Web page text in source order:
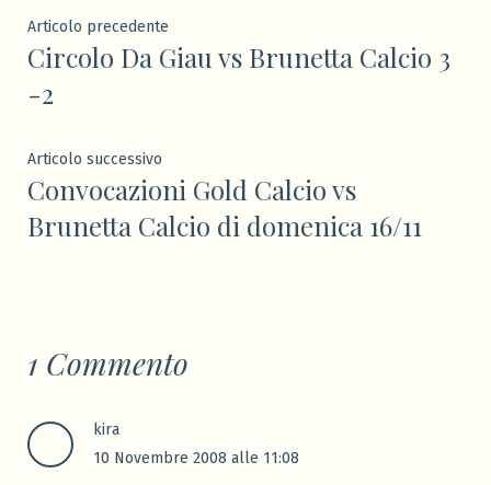
Navigazione
articoli
Articolo precedente
precedente:
Circolo Da Giau vs Brunetta Calcio 3
-2
Articolo successivo
successivo:
Convocazioni Gold Calcio vs
Brunetta Calcio di domenica 16/11
1 Commento
kira
10 Novembre 2008 alle 11:08